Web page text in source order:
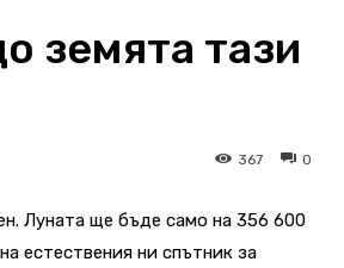
земята тази
0
367
Луната ще бъде само на 356 600
естествения ни спътник за